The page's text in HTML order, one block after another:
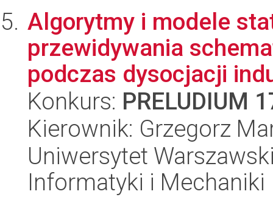
Algorytmy i modele
przewidywania
podczas dysocjacji
Konkurs: PRELUDIUM
Kierownik: Grzegorz
Uniwersytet
Informatyki i Mechaniki